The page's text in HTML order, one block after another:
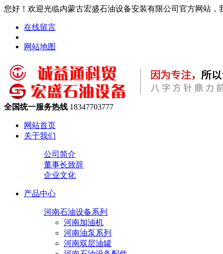
您好！欢迎光临内蒙古宏盛石油设备安装有限公司官方网站，
在线留言
网站地图
全国统一服务热线 18347703777
网站首页
关于我们
公司简介
董事长致辞
企业文化
产品中心
河南石油设备系列
河南加油机
河南油泵系列
河南双层油罐